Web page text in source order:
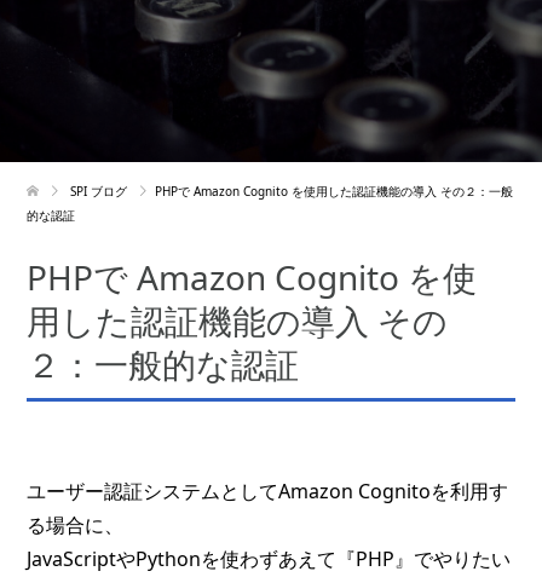
SPI ブログ
PHPで Amazon Cognito を使用した認証機能の導入 その２：一般
的な認証
PHPで Amazon Cognito を使
用した認証機能の導入 その
２：一般的な認証
ユーザー認証システムとしてAmazon Cognitoを利用す
る場合に、
JavaScriptやPythonを使わずあえて『PHP』でやりたい